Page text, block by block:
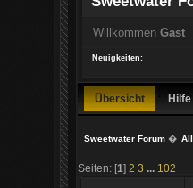
Willkommen Gast
Neuigkeiten:
Übersicht Hilfe
Sweetwater Forum�
Seiten: [1]2 3
102